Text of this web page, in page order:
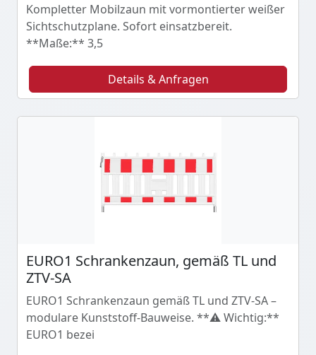
Kompletter Mobilzaun mit vormontierter weißer
Sichtschutzplane. Sofort einsatzbereit.
**Maße:** 3,5
Details & Anfragen
EURO1 Schrankenzaun, gemäß TL und
ZTV-SA
EURO1 Schrankenzaun gemäß TL und ZTV-SA –
modulare Kunststoff-Bauweise. **⚠️ Wichtig:**
EURO1 bezei